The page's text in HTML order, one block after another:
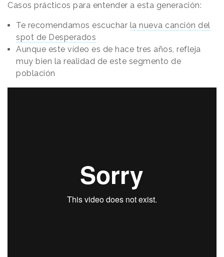
Casos prácticos para entender a esta generación:
Te recomendamos escuchar la nueva canción del
spot de Desperados
Aunque este vídeo es de hace tres años, refleja
muy bien la realidad de este segmento de
población